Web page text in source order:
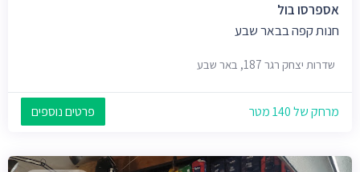
אספרסו בול
חנות קפה בבאר שבע
שדרות יצחק רגר 187, באר שבע
מרחק של 140 מטר פרטים נוספים